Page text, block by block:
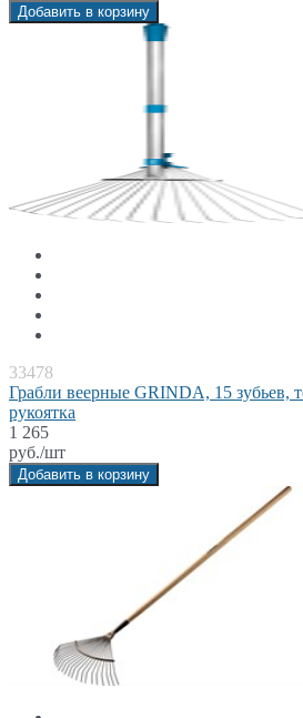
Добавить в корзину
33478
Грабли веерные GRINDA, 15 зубьев,
рукоятка
1 265
руб./шт
Добавить в корзину